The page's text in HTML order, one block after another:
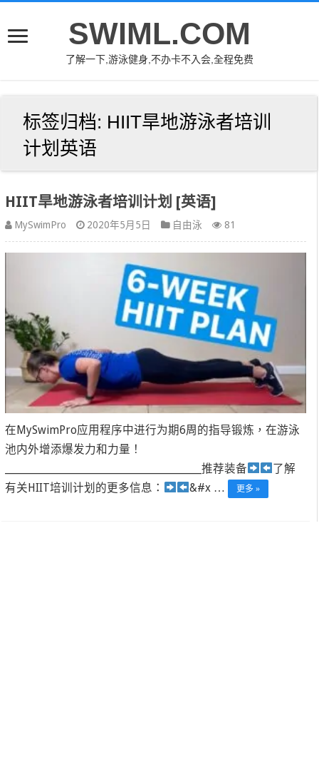
SWIML.COM
了解一下,游泳健身,不办卡不入会,全程免费
标签归档: HIIT旱地游泳者培训
计划英语
HIIT旱地游泳者培训计划 [英语]
MySwimPro 2020年5月5日 自由泳 81
在MySwimPro应用程序中进行为期6周的指导锻炼，在游泳
池内外增添爆发力和力量！
______________________________________________推荐装备
了解
有关HIIT培训计划的更多信息：
&#x … 更多 »